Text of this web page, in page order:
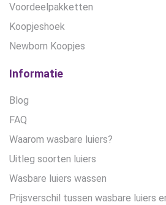
Voordeelpakketten
Koopjeshoek
Newborn Koopjes
Informatie
Blog
FAQ
Waarom wasbare luiers?
Uitleg soorten luiers
Wasbare luiers wassen
Prijsverschil tussen wasbare luiers